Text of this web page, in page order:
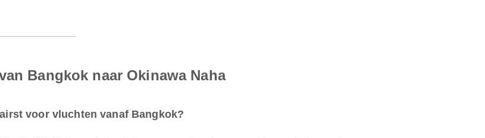
Bangkok naar Okinawa Naha
voor vluchten vanaf Bangkok?